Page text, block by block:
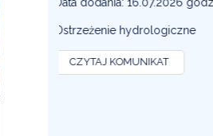
OSTRZEŻENIE
CZYTAJ KOMUNIKAT